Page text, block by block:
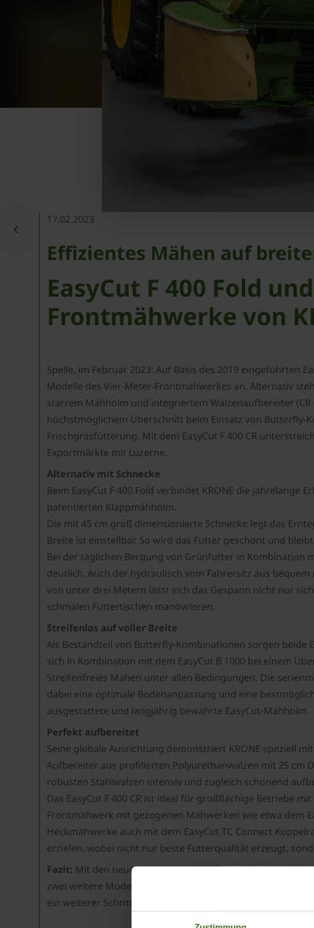
17.02.2023
Effizientes Mähen auf
EasyCut F 400 Fold
Frontmähwerke von
Spelle, im Februar 2023: Auf Basis des 2019 eingeführten
Modelle des Vier-Meter-Frontmähwerkes an. Alternativ
starrem Mähholm und integriertem Walzenaufbereiter
höchstmöglichem Überschnitt beim Einsatz von Butterfly-
Frischgrasfütterung. Mit dem EasyCut F 400 CR
Exportmärkte mit Luzerne.
Alternativ mit Schnecke
Beim EasyCut F 400 Fold verbindet KRONE die
patentierten Klappmähholm.
Die mit 45 cm groß dimensionierte Schnecke legt das
Breite ist einstellbar. So wird das Futter geschont und
Bei der täglichen Bergung von Grünfutter in Kombination
deutlich. Auch der hydraulisch vom Fahrersitz aus
von unter drei Metern lässt sich das Gespann nicht nur
schmalen Futtertischen manövrieren.
Streifenlos auf voller Breite
Als Bestandteil von Butterfly-Kombinationen sorgen beide
sich in Kombination mit dem EasyCut B 1000 bei einem
Streifenfreies Mähen unter allen Bedingungen. Die
dabei eine optimale Bodenanpassung und eine
ausgestattete und langjährig bewährte EasyCut-Mähholm.
Perfekt aufbereitet
Seine globale Ausrichtung demonstriert KRONE speziell
Aufbereiter aus profilierten Polyurethanwalzen mit 25 cm
robusten Stahlwalzen intensiv und zugleich schonend
Das EasyCut F 400 CR ist ideal für großflächige Betriebe
Frontmähwerk mit gezogenen Mähwerken wie etwa dem
Heckmähwerke auch mit dem EasyCut TC Connect
erzielen, wobei nicht nur beste Futterqualität erzeugt,
Fazit: Mit den neuen EasyCut F 400 Fold und EasyCut F
zwei weitere Modelle und stellt einmal mehr unter
ein weiterer Schritt zu noch mehr Arbeitsbreite und